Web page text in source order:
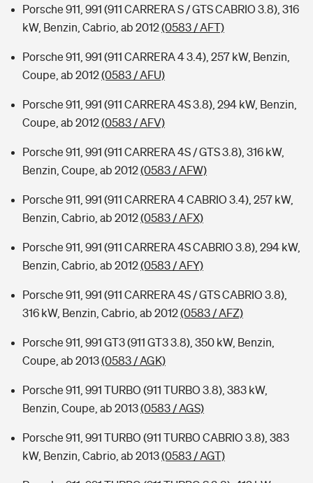
Porsche 911, 991 (911 CARRERA S / GTS CABRIO 3.8), 316
kW, Benzin, Cabrio, ab 2012(0583 / AFT)
Porsche 911, 991 (911 CARRERA 4 3.4), 257 kW, Benzin,
Coupe, ab 2012(0583 / AFU)
Porsche 911, 991 (911 CARRERA 4S 3.8), 294 kW, Benzin,
Coupe, ab 2012(0583 / AFV)
Porsche 911, 991 (911 CARRERA 4S / GTS 3.8), 316 kW,
Benzin, Coupe, ab 2012(0583 / AFW)
Porsche 911, 991 (911 CARRERA 4 CABRIO 3.4), 257 kW,
Benzin, Cabrio, ab 2012(0583 / AFX)
Porsche 911, 991 (911 CARRERA 4S CABRIO 3.8), 294 kW,
Benzin, Cabrio, ab 2012(0583 / AFY)
Porsche 911, 991 (911 CARRERA 4S / GTS CABRIO 3.8),
316 kW, Benzin, Cabrio, ab 2012(0583 / AFZ)
Porsche 911, 991 GT3 (911 GT3 3.8), 350 kW, Benzin,
Coupe, ab 2013(0583 / AGK)
Porsche 911, 991 TURBO (911 TURBO 3.8), 383 kW,
Benzin, Coupe, ab 2013(0583 / AGS)
Porsche 911, 991 TURBO (911 TURBO CABRIO 3.8), 383
kW, Benzin, Cabrio, ab 2013(0583 / AGT)